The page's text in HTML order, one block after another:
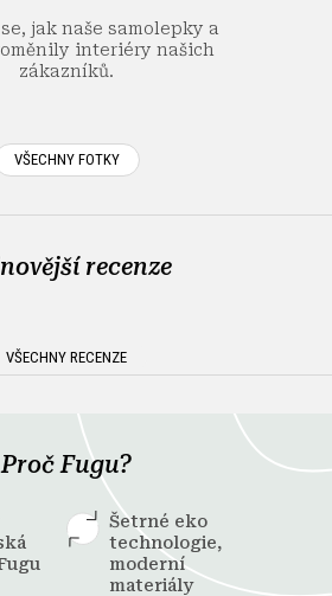
jak naše samolepky a
interiéry našich
zákazníků.
VŠECHNY FOTKY
recenze
VŠECHNY RECENZE
Proč Fugu?
Šetrné eko
technologie,
moderní
materiály